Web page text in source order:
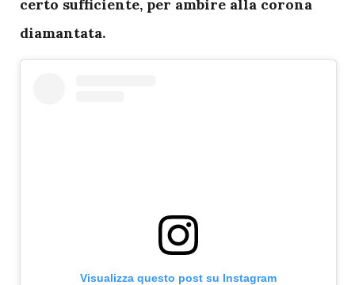
certo sufficiente, per ambire alla corona
diamantata.
Visualizza questo post su Instagram